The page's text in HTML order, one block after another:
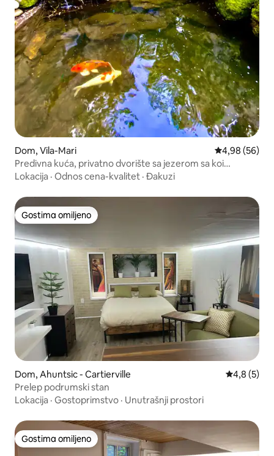
Dom, Vila-Mari Prosečna
4,98 (56)
Predivna kuća, privatno dvorište sa jezerom sa koi
šaranima, prilaz
Lokacija · Odnos cena-kvalitet · Đakuzi
Gostima omiljeno
Gostima omiljeno
Dom, Ahuntsic - Cartierville Prosečna
4,8 (5)
Prelep podrumski stan
Lokacija · Gostoprimstvo · Unutrašnji prostori
Gostima omiljeno
Gostima omiljeno